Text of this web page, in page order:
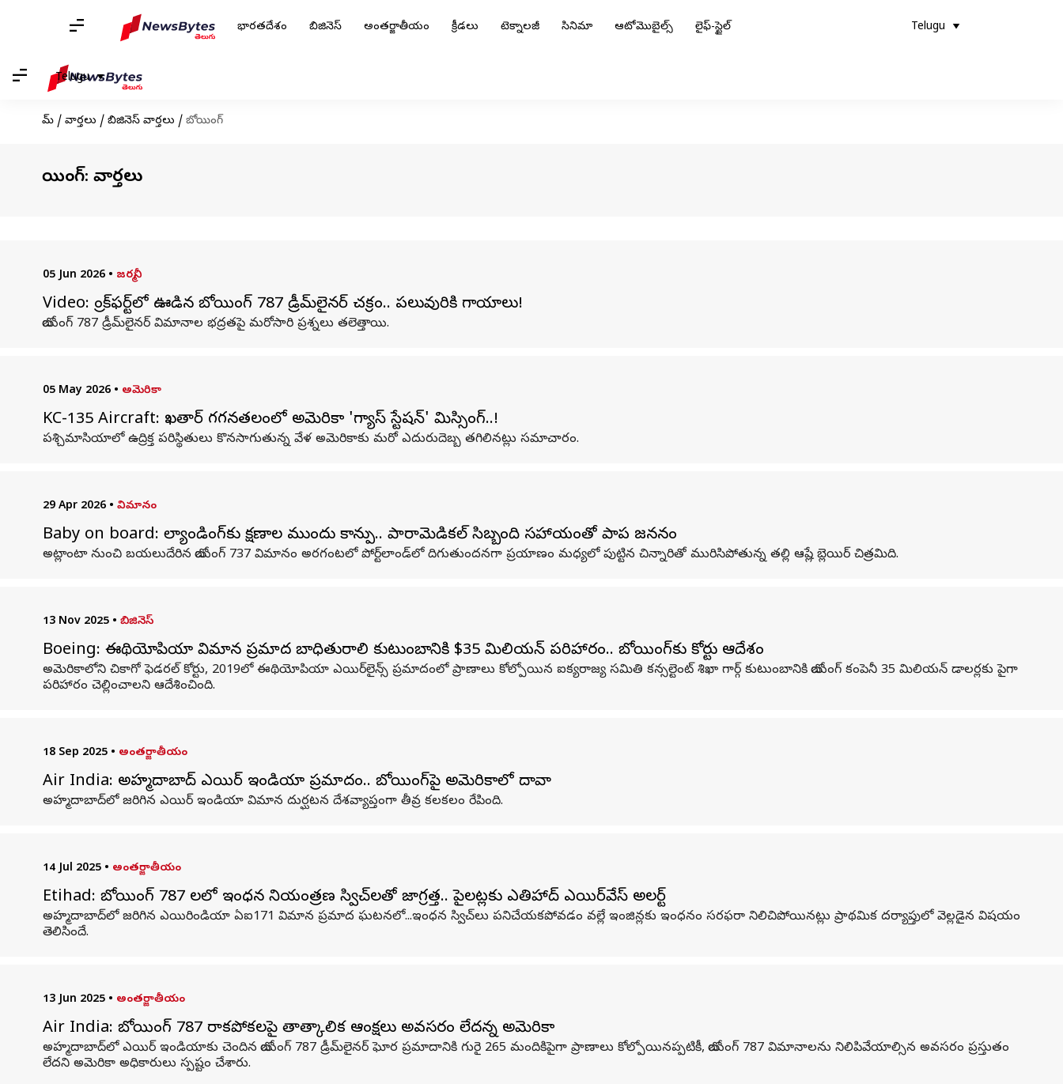
భారతదేశం బిజినెస్ అంతర్జాతీయం క్రీడలు టెక్నాలజీ సినిమా ఆటోమొబైల్స్ లైఫ్-స్టైల్ Telugu
Telugu
హోమ్ / వార్తలు / బిజినెస్ వార్తలు / బోయింగ్
బోయింగ్: వార్తలు
05 Jun 2026 • జర్మనీ
Video: ఫ్రాంక్‌ఫర్ట్‌లో ఊడిన బోయింగ్‌ 787 డ్రీమ్‌లైనర్‌ చక్రం.. పలువురికి గాయాలు!
బోయింగ్‌ 787 డ్రీమ్‌లైనర్‌ విమానాల భద్రతపై మరోసారి ప్రశ్నలు తలెత్తాయి.
05 May 2026 • అమెరికా
KC-135 Aircraft: ఖతార్ గగనతలంలో అమెరికా 'గ్యాస్‌ స్టేషన్' మిస్సింగ్‌..!
పశ్చిమాసియాలో ఉద్రిక్త పరిస్థితులు కొనసాగుతున్న వేళ అమెరికాకు మరో ఎదురుదెబ్బ తగిలినట్లు సమాచారం.
29 Apr 2026 • విమానం
Baby on board: ల్యాండింగ్‌కు క్షణాల ముందు కాన్పు.. పారామెడికల్ సిబ్బంది సహాయంతో పాప జననం
అట్లాంటా నుంచి బయలుదేరిన బోయింగ్‌ 737 విమానం అరగంటలో పోర్ట్‌లాండ్‌లో దిగుతుందనగా ప్రయాణం మధ్యలో పుట్టిన చిన్నారితో మురిసిపోతున్న తల్లి ఆష్లే బ్లెయిర్‌ చిత్రమిది.
13 Nov 2025 • బిజినెస్
Boeing: ఈథియోపియా విమాన ప్రమాద బాధితురాలి కుటుంబానికి $35 మిలియన్ పరిహారం.. బోయింగ్‌కు కోర్టు ఆదేశం
అమెరికాలోని చికాగో ఫెడరల్ కోర్టు, 2019లో ఈథియోపియా ఎయిర్‌లైన్స్ ప్రమాదంలో ప్రాణాలు కోల్పోయిన ఐక్యరాజ్య సమితి కన్సల్టెంట్ శిఖా గార్గ్ కుటుంబానికి బోయింగ్ కంపెనీ 35 మిలియన్ డాలర్లకు పైగా
పరిహారం చెల్లించాలని ఆదేశించింది.
18 Sep 2025 • అంతర్జాతీయం
Air India: అహ్మదాబాద్ ఎయిర్ ఇండియా ప్రమాదం.. బోయింగ్‌పై అమెరికాలో దావా
అహ్మదాబాద్‌లో జరిగిన ఎయిర్ ఇండియా విమాన దుర్ఘటన దేశవ్యాప్తంగా తీవ్ర కలకలం రేపింది.
14 Jul 2025 • అంతర్జాతీయం
Etihad: బోయింగ్ 787 లలో ఇంధన నియంత్రణ స్విచ్‌లతో జాగ్రత్త.. పైలట్లకు ఎతిహాద్ ఎయిర్‌వేస్‌ అలర్ట్
అహ్మదాబాద్‌లో జరిగిన ఎయిరిండియా ఏఐ171 విమాన ప్రమాద ఘటనలో...ఇంధన స్విచ్‌లు పనిచేయకపోవడం వల్లే ఇంజిన్లకు ఇంధనం సరఫరా నిలిచిపోయినట్లు ప్రాథమిక దర్యాప్తులో వెల్లడైన విషయం
తెలిసిందే.
13 Jun 2025 • అంతర్జాతీయం
Air India: బోయింగ్ 787 రాకపోకలపై తాత్కాలిక ఆంక్షలు అవసరం లేదన్న అమెరికా
అహ్మదాబాద్‌లో ఎయిర్ ఇండియాకు చెందిన బోయింగ్ 787 డ్రీమ్‌లైనర్ ఘోర ప్రమాదానికి గురై 265 మందికిపైగా ప్రాణాలు కోల్పోయినప్పటికీ, బోయింగ్ 787 విమానాలను నిలిపివేయాల్సిన అవసరం ప్రస్తుతం
లేదని అమెరికా అధికారులు స్పష్టం చేశారు.